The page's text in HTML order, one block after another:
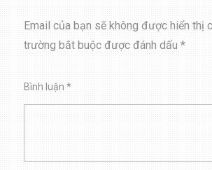
Email của bạn sẽ không được hiển thị
trường bắt buộc được đánh dấu*
Bình luận*